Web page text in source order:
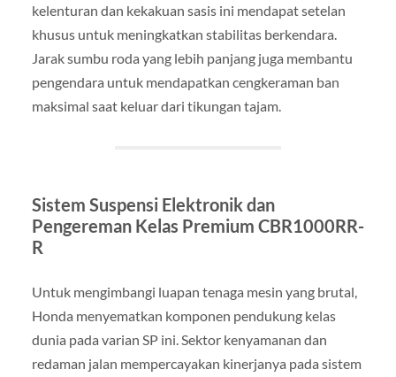
kelenturan dan kekakuan sasis ini mendapat setelan
khusus untuk meningkatkan stabilitas berkendara.
Jarak sumbu roda yang lebih panjang juga membantu
pengendara untuk mendapatkan cengkeraman ban
maksimal saat keluar dari tikungan tajam.
Sistem Suspensi Elektronik dan
Pengereman Kelas Premium CBR1000RR-
R
Untuk mengimbangi luapan tenaga mesin yang brutal,
Honda menyematkan komponen pendukung kelas
dunia pada varian SP ini. Sektor kenyamanan dan
redaman jalan mempercayakan kinerjanya pada sistem